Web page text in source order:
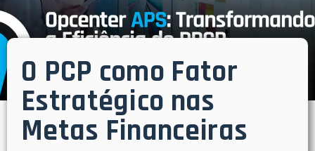
O PCP como Fator
Estratégico nas
Metas Financeiras